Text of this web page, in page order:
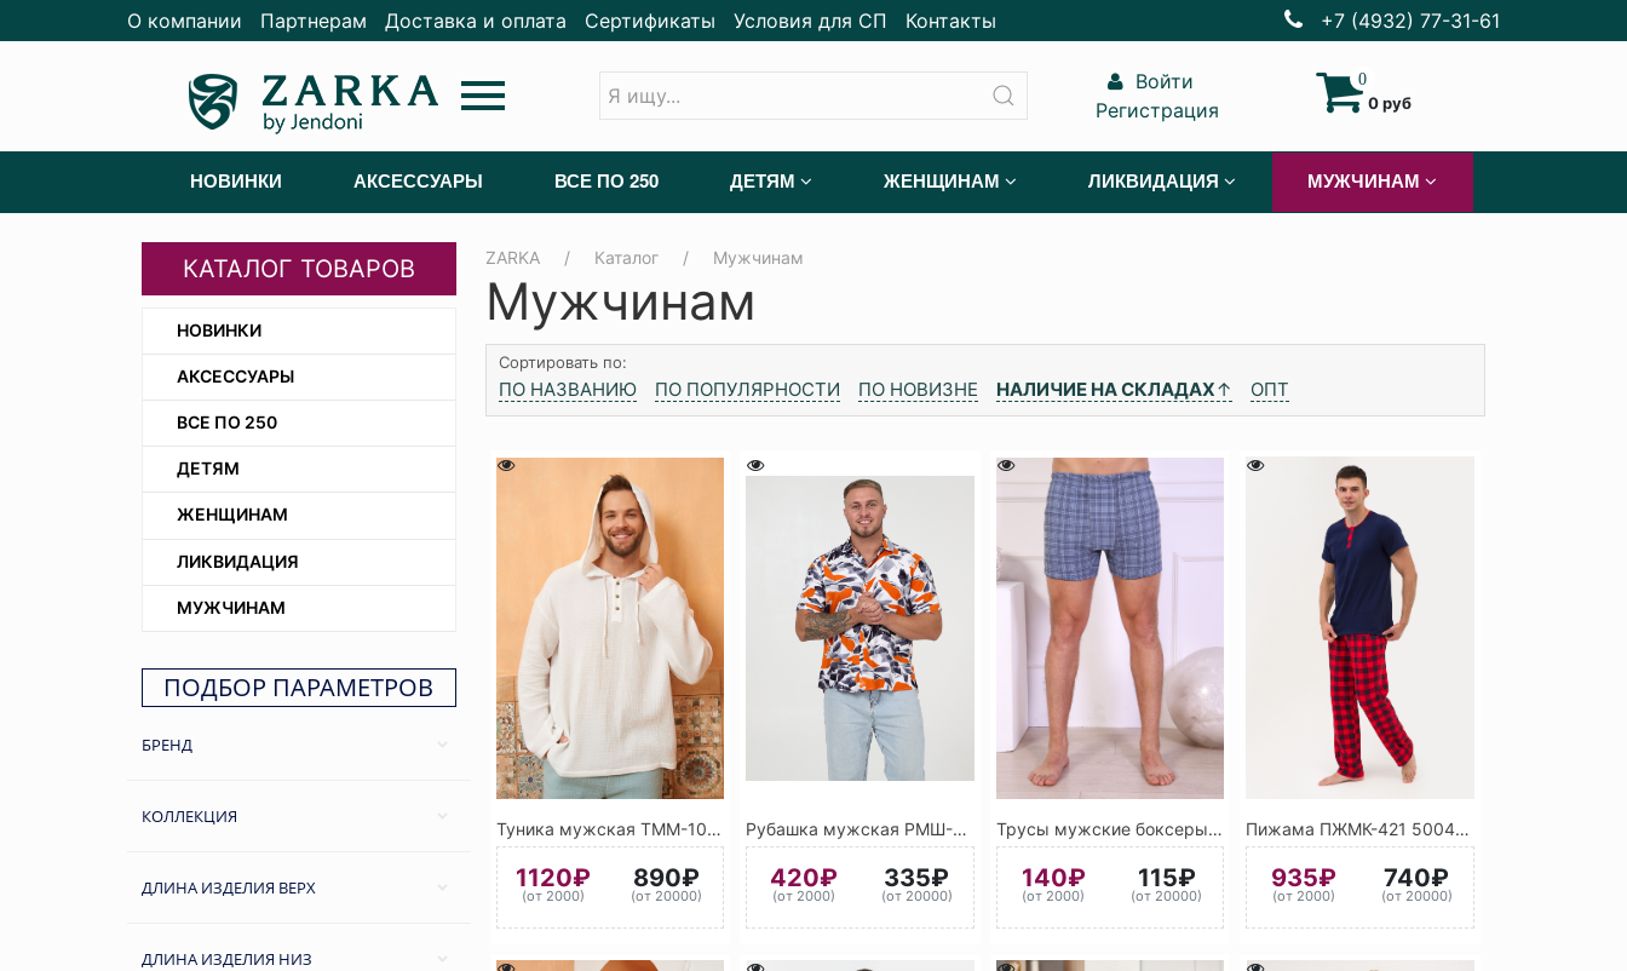
О компании Партнерам Доставка и оплата Сертификаты Условия для СП Контакты +7 (4932) 77-31-61
menu
Войти
Регистрация
0
0 руб
НОВИНКИ АКСЕССУАРЫ ВСЕ ПО 250 ДЕТЯМ ЖЕНЩИНАМ ЛИКВИДАЦИЯ МУЖЧИНАМ
КАТАЛОГ ТОВАРОВ
НОВИНКИ
АКСЕССУАРЫ
ВСЕ ПО 250
ДЕТЯМ
ЖЕНЩИНАМ
ЛИКВИДАЦИЯ
МУЖЧИНАМ
ПОДБОР ПАРАМЕТРОВ
БРЕНД
КОЛЛЕКЦИЯ
ДЛИНА ИЗДЕЛИЯ ВЕРХ
ДЛИНА ИЗДЕЛИЯ НИЗ
ZARKA Каталог Мужчинам
Мужчинам
Сортировать по:
ПО НАЗВАНИЮ ПО ПОПУЛЯРНОСТИ ПО НОВИЗНЕ НАЛИЧИЕ НА СКЛАДАХ↑ ОПТ
Туника мужская ТММ-10 9010 (Белый)
1120₽
(от 2000)
890₽
(от 20000)
Рубашка мужская РМШ-1 2004 (Оранжевый)
420₽
(от 2000)
335₽
(от 20000)
Трусы мужские боксеры (ассорти)
140₽
(от 2000)
115₽
(от 20000)
Пижама ПЖМК-421 5004 (Чёрно-синий) 3028 (Красный)
935₽
(от 2000)
740₽
(от 20000)